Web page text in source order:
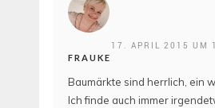
FRAUKE
17. APRIL 2015 UM
Baumärkte sind herrlich, ein
Ich finde auch immer